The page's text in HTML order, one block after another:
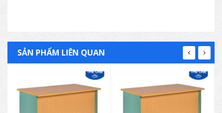
SẢN PHẨM LIÊN QUAN